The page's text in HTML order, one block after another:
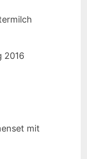
2016
mit